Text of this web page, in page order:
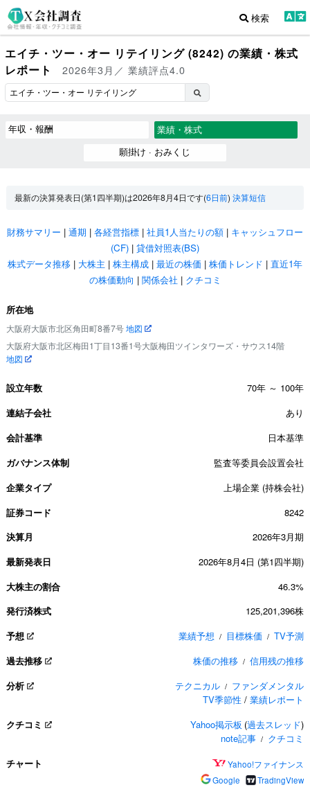
検索
エイチ・ツー・オー リテイリング (8242) の業績・株式
レポート
2026年3月／ 業績評点4.0
年収・報酬
業績・株式
願掛け · おみくじ
最新の決算発表日(第1四半期)は2026年8月4日です(6日前)決算短信
財務サマリー | 通期 | 各経営指標 | 社員1人当たりの額 | キャッシュフロー
(CF) | 貸借対照表(BS)
株式データ推移 | 大株主 | 株主構成 | 最近の株価 | 株価トレンド | 直近1年
の株価動向 | 関係会社 | クチコミ
所在地
大阪府大阪市北区角田町8番7号地図
大阪府大阪市北区梅田1丁目13番1号大阪梅田ツインタワーズ・サウス14階
地図
設立年数
70年 ～ 100年
連結子会社
あり
会計基準
日本基準
ガバナンス体制
監査等委員会設置会社
企業タイプ
上場企業 (持株会社)
証券コード
8242
決算月
2026年3月期
最新発表日
2026年8月4日 (第1四半期)
大株主の割合
46.3%
発行済株式
125,201,396株
予想
業績予想 / 目標株価 / TV予測
過去推移
株価の推移 / 信用残の推移
分析
テクニカル / ファンダメンタル
TV季節性 / 業績レポート
クチコミ
Yahoo掲示板 (過去スレッド)
note記事 / クチコミ
チャート
Yahoo!ファイナンス
Google
TradingView